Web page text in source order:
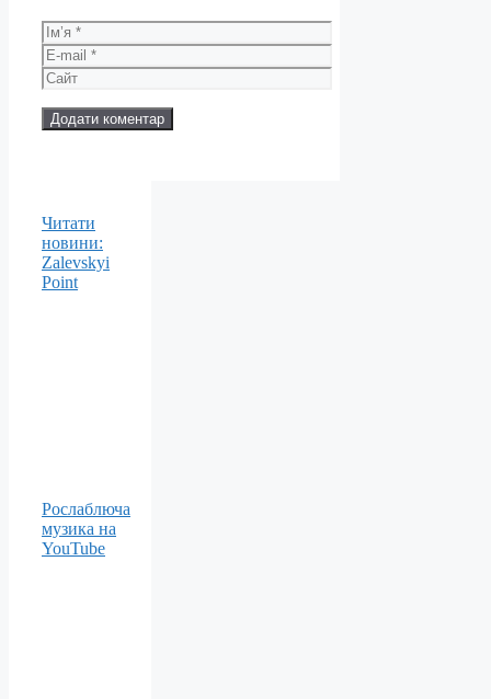
Ім’я
E-
mail
Сайт
Читати
новини:
Zalevskyi
Point
Рослаблюча
музика на
YouTube